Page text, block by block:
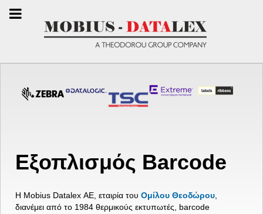
Εξοπλισμός Barcode
Η Mobius Datalex ΑΕ, εταιρία του Ομίλου Θεοδώρου,
διανέμει από το 1984 θερμικούς εκτυπωτές, barcode